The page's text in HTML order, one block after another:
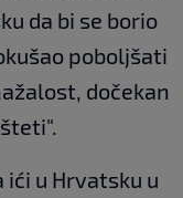
da bi se borio
poboljšati
dočekan
ići u Hrvatsku u